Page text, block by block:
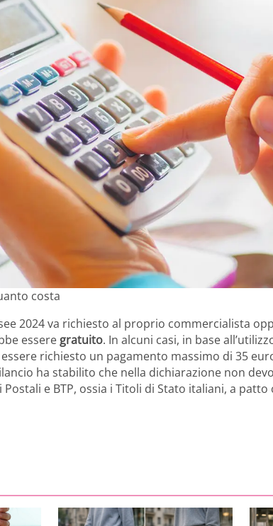
costa
2024 va richiesto al proprio commercialista
essere gratuito. In alcuni casi, in base
richiesto un pagamento massimo di 35
ha stabilito che nella dichiarazione non
e BTP, ossia i Titoli di Stato italiani, a